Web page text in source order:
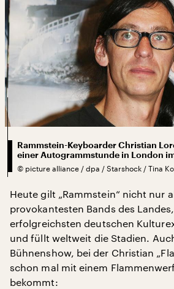
Rammstein-Keyboarder Christian
einer Autogrammstunde in London
© picture alliance / dpa / Starshock / Tina
Heute gilt „Rammstein“ nicht nur
provokantesten Bands des
erfolgreichsten deutschen
und füllt weltweit die Stadien.
Bühnenshow, bei der Christian
schon mal mit einem
bekommt: